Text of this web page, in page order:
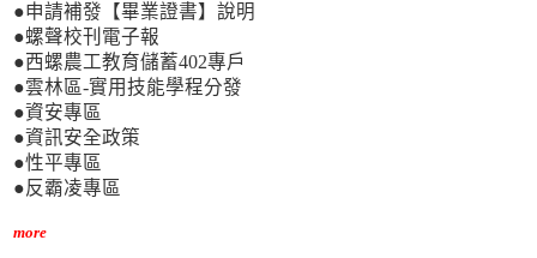
●申請補發【畢業證書】說明
●螺聲校刊電子報
●西螺農工教育儲蓄402專戶
●雲林區-實用技能學程分發
●資安專區
●資訊安全政策
●性平專區
●反霸凌專區
more